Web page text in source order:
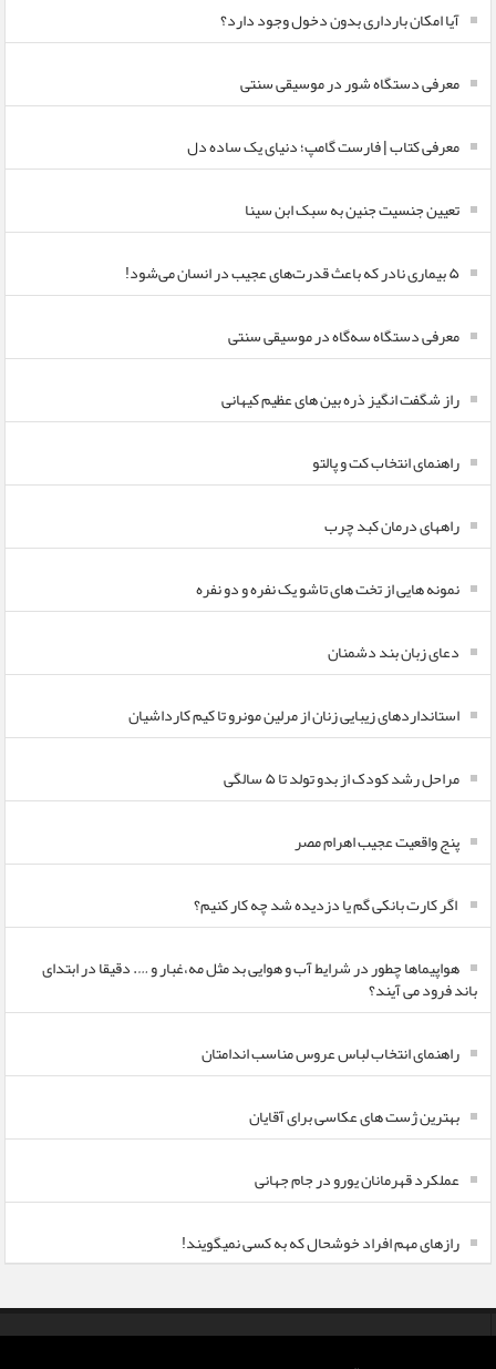
آیا امکان بارداری بدون دخول وجود دارد؟
معرفی دستگاه شور در موسیقی سنتی
معرفی کتاب | فارست گامپ؛ دنیای یک ساده دل
تعیین جنسیت جنین به سبک ابن سینا
۵ بیماری نادر که باعث قدرت‌های عجیب در انسان می‌شود!
معرفی دستگاه سه‌گاه در موسیقی سنتی
راز شگفت انگیز ذره بین های عظیم کیهانی
راهنمای انتخاب کت و پالتو
راههای درمان کبد چرب
نمونه هایی از تخت های تاشو یک نفره و دو نفره
دعای زبان بند دشمنان
استانداردهای زیبایی زنان از مرلین مونرو تا کیم کارداشیان
مراحل رشد کودک از بدو تولد تا ۵ سالگی
پنج واقعیت عجیب اهرام مصر
اگر کارت بانکی گم یا دزدیده شد چه کار کنیم؟
هواپیماها چطور در شرایط آب و هوایی بد مثل مه،غبار و …. دقیقا در ابتدای
باند فرود می آیند؟
راهنمای انتخاب لباس عروس مناسب اندامتان
بهترین ژست های عکاسی برای آقایان
عملکرد قهرمانان یورو در جام جهانی
رازهای مهم افراد خوشحال که به کسی نمیگویند!